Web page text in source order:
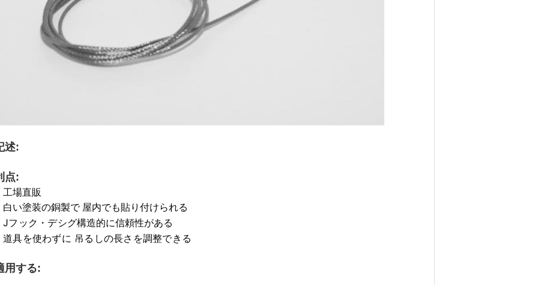
述:
点:
工場直販
白い塗装の銅製で 屋内でも貼り付けられる
Jフック・デシグ構造的に信頼性がある
道具を使わずに 吊るしの長さを調整できる
用する: